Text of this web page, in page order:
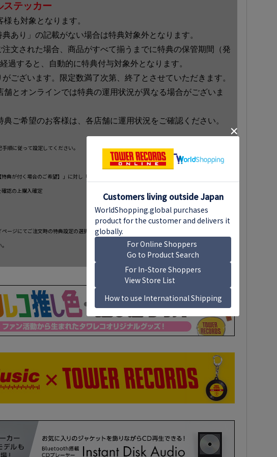
ステッカー
も対象となります。
あり」の記載がない場合は特典対象外となります。
文された場合、商品がすべて揃うまでに特典の保管期間（発
過すると、自動的に特典付与対象外となります。
ございます。限定数満了次第、終了とさせていただきます。
とオンラインでは特典の運用状況が異なる場合がございま
典ご希望のお客様は、各店舗に運用状況をご確認ください。
順に従って設定してください。
典が付く場合のご希望】」に対し「いいえ」を選択
認の上購入確定
ージにてご注文時の特典設定の選択が変更可能